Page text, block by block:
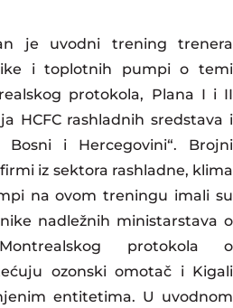
je uvodni trening trenera
i toplotnih pumpi o temi
protokola, Plana I i II
HCFC rashladnih sredstava i
i Hercegovini“. Brojni
iz sektora rashladne, klima
na ovom treningu imali su
nadležnih ministarstava o
protokola o
ozonski omotač i Kigali
entitetima. U uvodnom